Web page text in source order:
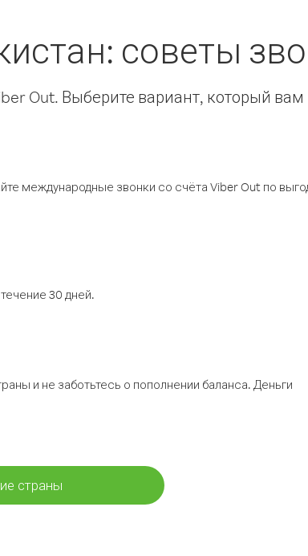
советы
Out. Выберите вариант, который вам
международные звонки со счёта Viber Out по
30 дней.
и не заботьтесь о пополнении баланса. Деньги
страны